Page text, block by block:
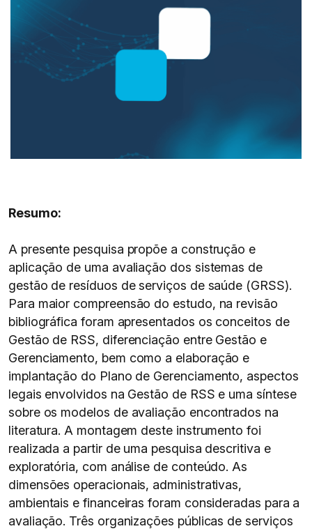
Resumo:
A presente pesquisa propõe a construção e
aplicação de uma avaliação dos sistemas de
gestão de resíduos de serviços de saúde (GRSS).
Para maior compreensão do estudo, na revisão
bibliográfica foram apresentados os conceitos de
Gestão de RSS, diferenciação entre Gestão e
Gerenciamento, bem como a elaboração e
implantação do Plano de Gerenciamento, aspectos
legais envolvidos na Gestão de RSS e uma síntese
sobre os modelos de avaliação encontrados na
literatura. A montagem deste instrumento foi
realizada a partir de uma pesquisa descritiva e
exploratória, com análise de conteúdo. As
dimensões operacionais, administrativas,
ambientais e financeiras foram consideradas para a
avaliação. Três organizações públicas de serviços